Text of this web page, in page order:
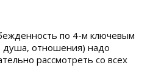
по 4-м ключевым
душа, отношения) надо
рассмотреть со всех